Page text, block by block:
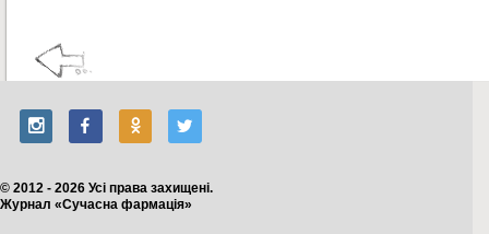
© 2012 - 2026 Усі права захищені.
Журнал «Сучасна фармація»